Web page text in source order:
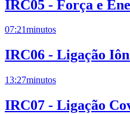
IRC05 - Força e
07:21minutos
IRC06 - Ligação
13:27minutos
IRC07 - Ligação